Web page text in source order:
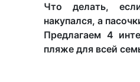
Что делать,
накупался, а
Предлагаем 4
пляже для всей